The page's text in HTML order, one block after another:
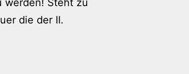
die der II.